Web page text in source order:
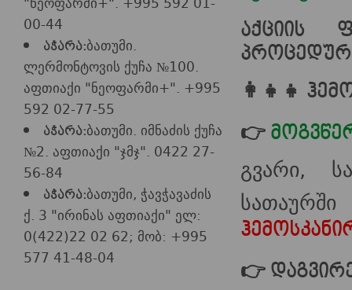
00-44
აჭარა:ბათუმი.
ლერმონტოვის ქუჩა №100.
აფთიაქი "ნეოფარმი+". +995
592 02-77-55
აჭარა:ბათუმი. იმნაძის ქუჩა
№2. აფთიაქი "ჯმჯ". 0422 27-
56-84
აჭარა:ბათუმი, ჭავჭავაძის
ქ. 3 "ირინას აფთიაქი" ელ:
0(422)22 02 62; მობ: +995
577 41-48-04
აქციის
👩‍👧‍👧
👉
გვარი,
👉